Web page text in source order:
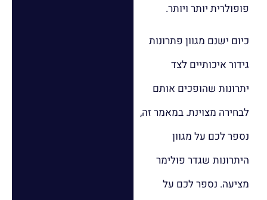
פופולרית יותר ויותר.
כיום ישנם מגוון פתרונות
גידור איכותיים לצד
יתרונות שהופכים אותם
לבחירה מצוינת. במאמר זה,
נספר לכם על מגוון
היתרונות שגדר פולימר
מציעה. נספר לכם על